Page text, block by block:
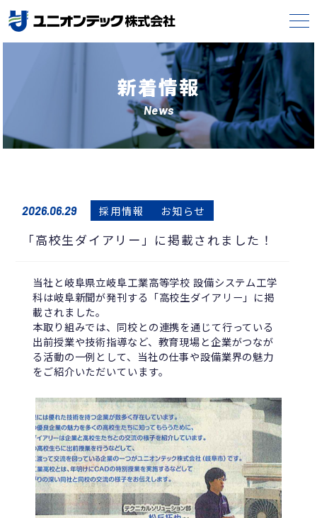
新着情報
News
2026.06.29 採用情報 お知らせ
「高校生ダイアリー」に掲載されました！
当社と岐阜県立岐阜工業高等学校 設備システム工学
科は岐阜新聞が発刊する「高校生ダイアリー」に掲
載されました。
本取り組みでは、同校との連携を通じて行っている
出前授業や技術指導など、教育現場と企業がつなが
る活動の一例として、当社の仕事や設備業界の魅力
をご紹介いただいています。